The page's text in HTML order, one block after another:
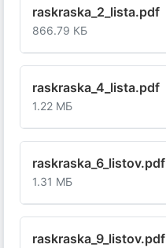
raskraska_2_lista.pdf
866.79 КБ
raskraska_4_lista.pdf
1.22 МБ
raskraska_6_listov.pdf
1.31 МБ
raskraska_9_listov.pdf